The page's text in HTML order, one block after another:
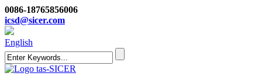
0086-18765856006
icsd@sicer.com
English